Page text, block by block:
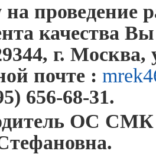
проведение
качества
г.
почте :
656-68-31.
ОС